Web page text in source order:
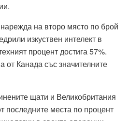
на второ място по брой
изкуствен интелект в
процент достига 57%.
от Канада със значителните
щати и Великобритания
последните места по процент